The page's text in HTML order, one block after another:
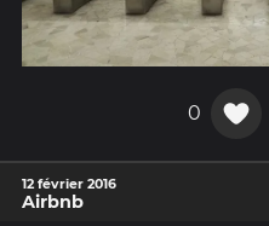
0
12 février 2016
Airbnb